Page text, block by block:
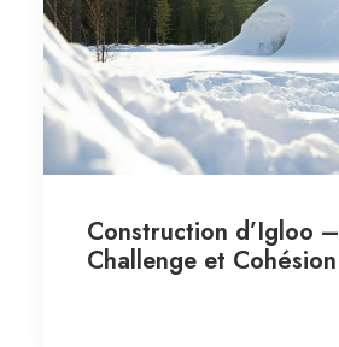
Construction d’Igloo –
Challenge et Cohésion